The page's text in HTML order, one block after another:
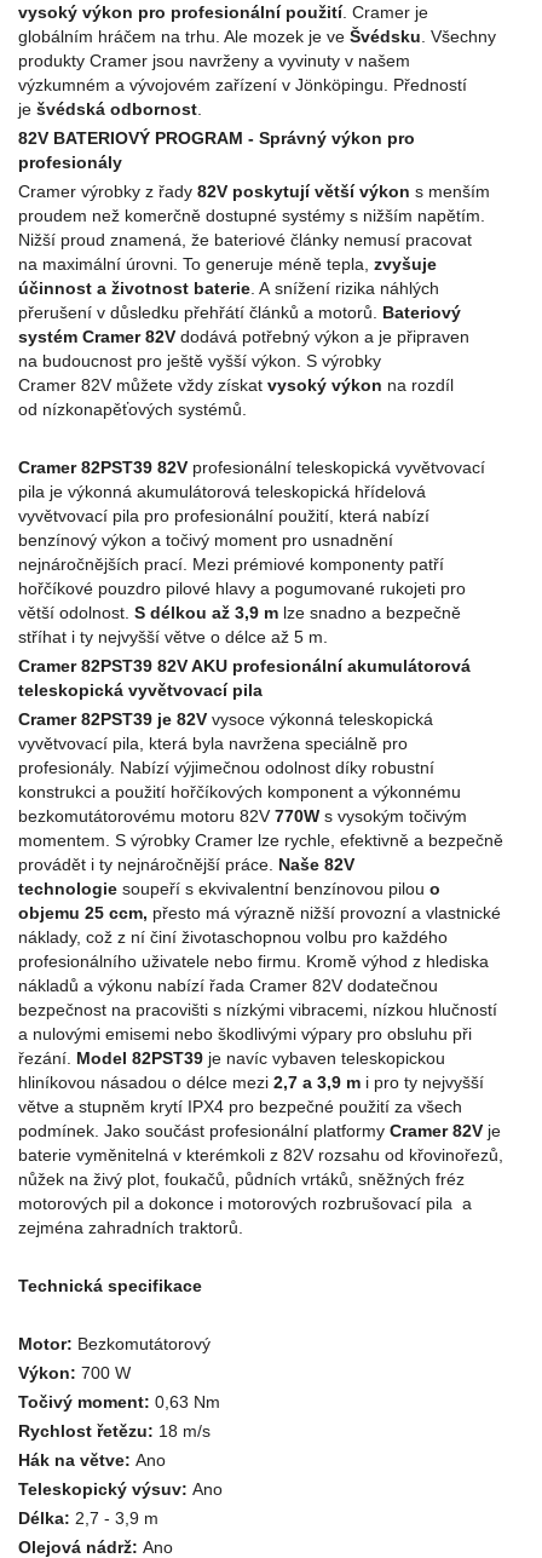
vysoký výkon pro profesionální použití. Cramer je
globálním hráčem na trhu. Ale mozek je ve Švédsku. Všechny
produkty Cramer jsou navrženy a vyvinuty v našem
výzkumném a vývojovém zařízení v Jönköpingu. Předností
je švédská odbornost.
82V BATERIOVÝ PROGRAM - Správný výkon pro
profesionály
Cramer výrobky z řady 82V poskytují větší výkon s menším
proudem než komerčně dostupné systémy s nižším napětím.
Nižší proud znamená, že bateriové články nemusí pracovat
na maximální úrovni. To generuje méně tepla, zvyšuje
účinnost a životnost baterie. A snížení rizika náhlých
přerušení v důsledku přehřátí článků a motorů. Bateriový
systém Cramer 82V dodává potřebný výkon a je připraven
na budoucnost pro ještě vyšší výkon. S výrobky
Cramer 82V můžete vždy získat vysoký výkon na rozdíl
od nízkonapěťových systémů.
Cramer 82PST39 82V profesionální teleskopická vyvětvovací
pila je výkonná akumulátorová teleskopická hřídelová
vyvětvovací pila pro profesionální použití, která nabízí
benzínový výkon a točivý moment pro usnadnění
nejnáročnějších prací. Mezi prémiové komponenty patří
hořčíkové pouzdro pilové hlavy a pogumované rukojeti pro
větší odolnost. S délkou až 3,9 m lze snadno a bezpečně
stříhat i ty nejvyšší větve o délce až 5 m.
Cramer 82PST39 82V AKU profesionální akumulátorová
teleskopická vyvětvovací pila
Cramer 82PST39 je 82V vysoce výkonná teleskopická
vyvětvovací pila, která byla navržena speciálně pro
profesionály. Nabízí výjimečnou odolnost díky robustní
konstrukci a použití hořčíkových komponent a výkonnému
bezkomutátorovému motoru 82V 770W s vysokým točivým
momentem. S výrobky Cramer lze rychle, efektivně a bezpečně
provádět i ty nejnáročnější práce. Naše 82V
technologie soupeří s ekvivalentní benzínovou pilou o
objemu 25 ccm, přesto má výrazně nižší provozní a vlastnické
náklady, což z ní činí životaschopnou volbu pro každého
profesionálního uživatele nebo firmu. Kromě výhod z hlediska
nákladů a výkonu nabízí řada Cramer 82V dodatečnou
bezpečnost na pracovišti s nízkými vibracemi, nízkou hlučností
a nulovými emisemi nebo škodlivými výpary pro obsluhu při
řezání. Model 82PST39 je navíc vybaven teleskopickou
hliníkovou násadou o délce mezi 2,7 a 3,9 m i pro ty nejvyšší
větve a stupněm krytí IPX4 pro bezpečné použití za všech
podmínek. Jako součást profesionální platformy Cramer 82V je
baterie vyměnitelná v kterémkoli z 82V rozsahu od křovinořezů,
nůžek na živý plot, foukačů, půdních vrtáků, sněžných fréz
motorových pil a dokonce i motorových rozbrušovací pila a
zejména zahradních traktorů.
Technická specifikace
Motor: Bezkomutátorový
Výkon: 700 W
Točivý moment: 0,63 Nm
Rychlost řetězu: 18 m/s
Hák na větve: Ano
Teleskopický výsuv: Ano
Délka: 2,7 - 3,9 m
Olejová nádrž: Ano